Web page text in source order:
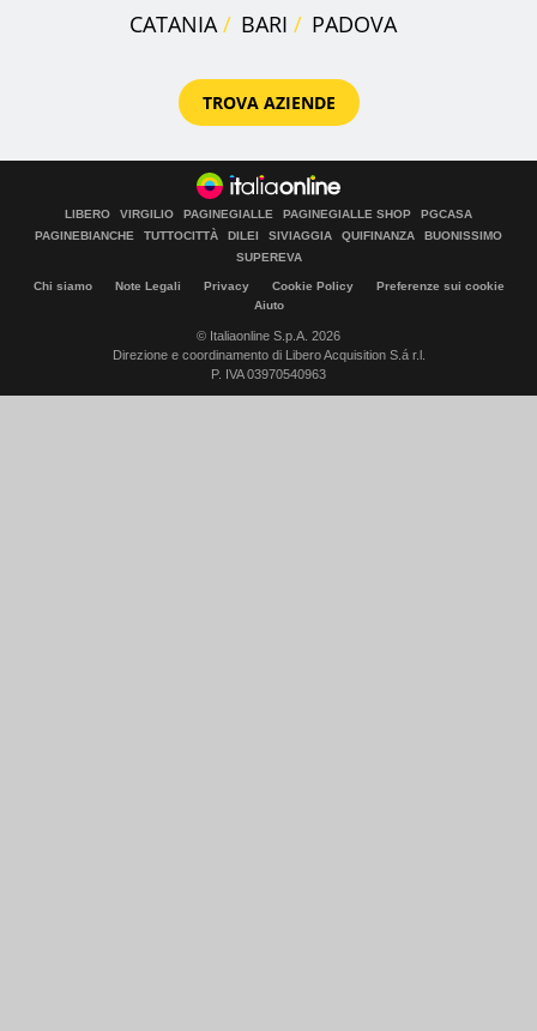
CATANIA
BARI PADOVA
TROVA AZIENDE
LIBERO VIRGILIO PAGINEGIALLE PAGINEGIALLE SHOP
PGCASA
PAGINEBIANCHE
TUTTOCITTÀ DILEI SIVIAGGIA QUIFINANZA
BUONISSIMO
SUPEREVA
Chi siamo Note Legali Privacy Cookie Policy
Preferenze sui cookie
Aiuto
© Italiaonline S.p.A. 2026
Direzione e coordinamento di Libero Acquisition S.á r.l.
P. IVA 03970540963